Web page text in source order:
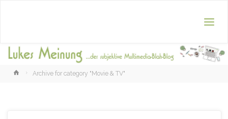
HomeArchive for category "Movie & TV"